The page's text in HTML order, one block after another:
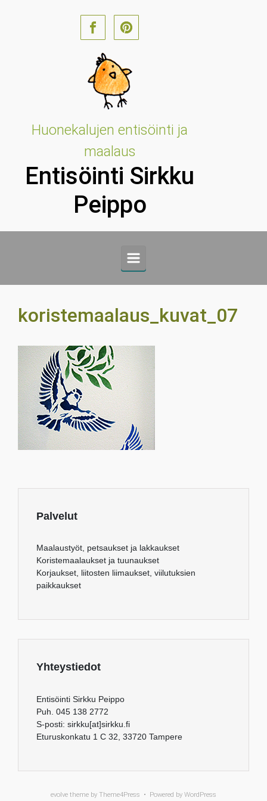
Skip to main content
Huonekalujen entisöinti ja
maalaus
Entisöinti Sirkku
Peippo
koristemaalaus_kuvat_07
Palvelut
Maalaustyöt, petsaukset ja lakkaukset
Koristemaalaukset ja tuunaukset
Korjaukset, liitosten liimaukset, viilutuksien
paikkaukset
Yhteystiedot
Entisöinti Sirkku Peippo
Puh. 045 138 2772
S-posti: sirkku[at]sirkku.fi
Eturuskonkatu 1 C 32, 33720 Tampere
evolve theme by Theme4Press • Powered by WordPress